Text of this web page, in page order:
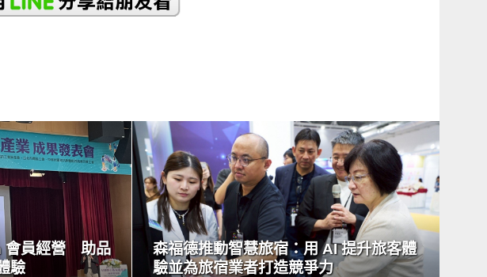
會員經營 助品
驗
森福德推動智慧旅宿：用 AI 提升旅客體
驗並為旅宿業者打造競爭力
READ
MORE